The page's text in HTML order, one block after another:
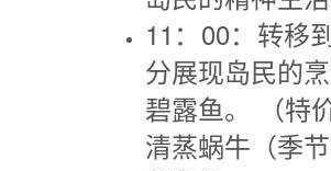
11：00：转移
分展现岛民的烹
碧露鱼。 （特价
清蒸蜗牛（季节